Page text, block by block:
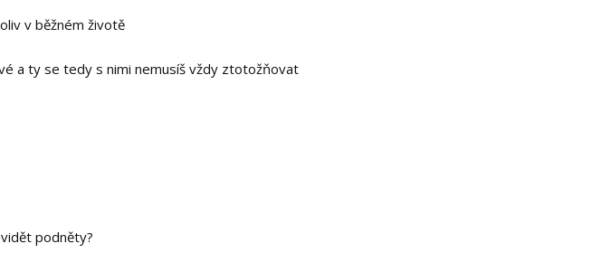
v běžném životě
a ty se tedy s nimi nemusíš vždy ztotožňovat
podněty?